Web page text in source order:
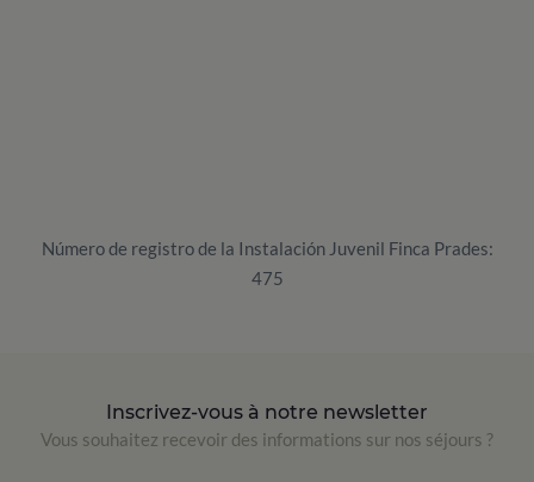
Número de registro de la Instalación Juvenil Finca Prades:
475
Inscrivez-vous à notre newsletter
Vous souhaitez recevoir des informations sur nos séjours ?